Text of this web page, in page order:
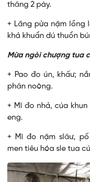
thâng 2 pày.
+ Lăng pửa nặm lồng
khả khuẩn dú thuổn
Mừa ngòi chượng tua
+ Pao đo ún, khấư;
phân noòng.
+ Mì đo nhả, cúa
eng.
+ Mì đo nặm slâư,
men tiêu hóa sle tua